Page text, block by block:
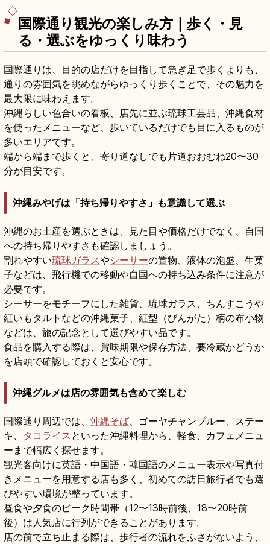
国際通り観光の楽しみ方｜歩く・見
る・選ぶをゆっくり味わう
国際通りは、目的の店だけを目指して急ぎ足で歩くよりも、
通りの雰囲気を眺めながらゆっくり歩くことで、その魅力を
最大限に味わえます。
沖縄らしい色合いの看板、店先に並ぶ琉球工芸品、沖縄食材
を使ったメニューなど、歩いているだけでも目に入るものが
多いエリアです。
端から端まで歩くと、寄り道なしでも片道おおむね20〜30
分が目安です。
沖縄みやげは「持ち帰りやすさ」も意識して選ぶ
沖縄のお土産を選ぶときは、見た目や価格だけでなく、自国
への持ち帰りやすさも確認しましょう。
割れやすい琉球ガラスやシーサーの置物、液体の泡盛、生菓
子などは、飛行機での移動や自国への持ち込み条件に注意が
必要です。
シーサーをモチーフにした雑貨、琉球ガラス、ちんすこうや
紅いもタルトなどの沖縄菓子、紅型（びんがた）柄の布小物
などは、旅の記念として選びやすい品です。
食品を購入する際は、賞味期限や保存方法、要冷蔵かどうか
を店頭で確認しておくと安心です。
沖縄グルメは店の雰囲気も含めて楽しむ
国際通り周辺では、 沖縄そば、ゴーヤチャンプルー、ステー
キ、 タコライス といった沖縄料理から、軽食、カフェメニュ
ーまで幅広く探せます。
観光客向けに英語・中国語・韓国語のメニュー表示や写真付
きメニューを用意する店も多く、初めての訪日旅行者でも選
びやすい環境が整っています。
昼食や夕食のピーク時間帯（12〜13時前後、18〜20時前
後）は人気店に行列ができることがあります。
店の前で立ち止まる際は、歩行者の流れをふさがないよう、